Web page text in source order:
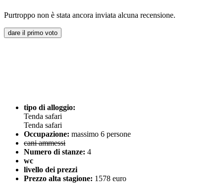
Purtroppo non è stata ancora inviata alcuna recensione.
dare il primo voto
tipo di alloggio:
Tenda safari
Tenda safari
Occupazione: massimo 6 persone
cani ammessi
Numero di stanze: 4
wc
livello dei prezzi
Prezzo alta stagione: 1578 euro